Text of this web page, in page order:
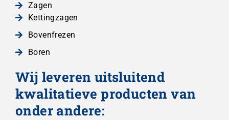
Zagen
Kettingzagen
Bovenfrezen
Boren
Wij leveren uitsluitend
kwalitatieve producten van
onder andere: